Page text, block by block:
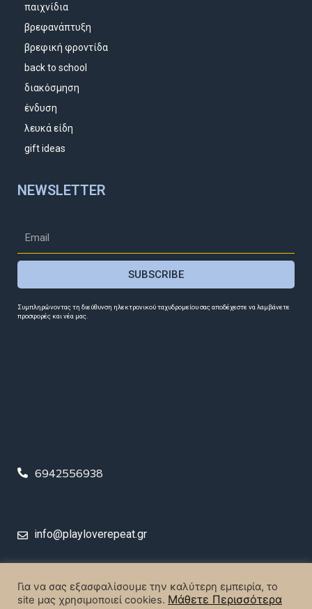
παιχνίδια
βρεφανάπτυξη
βρεφική φροντίδα
back to school
διακόσμηση
ένδυση
λευκά είδη
gift ideas
NEWSLETTER
SUBSCRIBE
Συμπληρώνοντας τη διεύθυνση ηλεκτρονικού ταχυδρομείου σας αποδέχεστε να λαμβάνετε
προσφορές και νέα μας.
6942556938
info@playloverepeat.gr
© 2023 Play Love Repeat. All rights reserved.
Designed & Created byMrBrainiac Creative Studios.
Για να σας εξασφαλίσουμε την καλύτερη εμπειρία, το
site μας χρησιμοποιεί cookies. Μάθετε Περισσότερα